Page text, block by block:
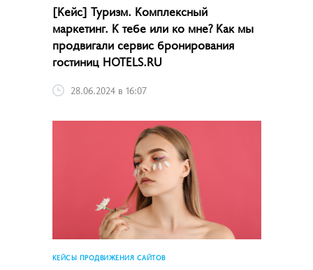
[Кейс] Туризм. Комплексный
маркетинг. К тебе или ко мне? Как мы
продвигали сервис бронирования
гостиниц HOTELS.RU
28.06.2024 в 16:07
КЕЙСЫ ПРОДВИЖЕНИЯ САЙТОВ